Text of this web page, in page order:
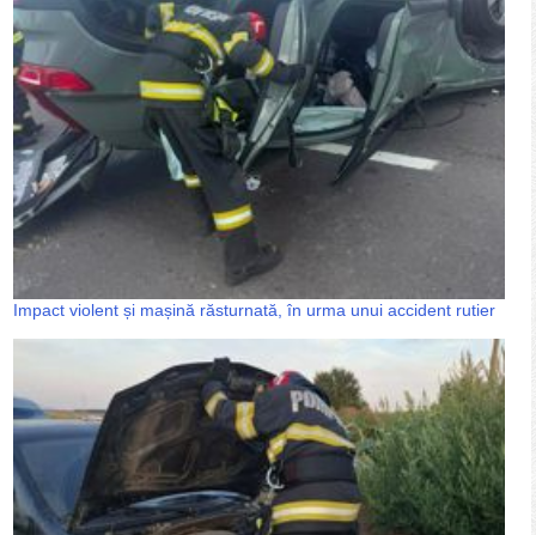
Impact violent și mașină răsturnată, în urma unui accident rutier